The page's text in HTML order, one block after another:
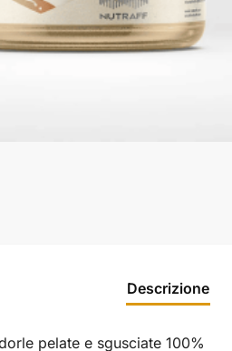
Descrizione
pelate e sgusciate 100%